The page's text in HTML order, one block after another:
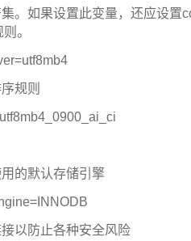
。如果设置此变量，还应设置
。
规则
的默认存储引擎
以防止各种安全风险